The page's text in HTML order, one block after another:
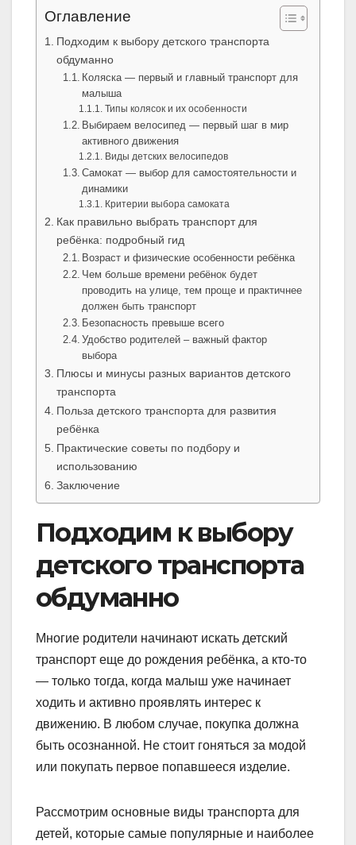
Оглавление
Подходим к выбору детского транспорта
обдуманно
Коляска — первый и главный транспорт для
малыша
Типы колясок и их особенности
Выбираем велосипед — первый шаг в мир
активного движения
Виды детских велосипедов
Самокат — выбор для самостоятельности и
динамики
Критерии выбора самоката
Как правильно выбрать транспорт для
ребёнка: подробный гид
Возраст и физические особенности ребёнка
Чем больше времени ребёнок будет
проводить на улице, тем проще и практичнее
должен быть транспорт
Безопасность превыше всего
Удобство родителей – важный фактор
выбора
Плюсы и минусы разных вариантов детского
транспорта
Польза детского транспорта для развития
ребёнка
Практические советы по подбору и
использованию
Заключение
Подходим к выбору
детского транспорта
обдуманно
Многие родители начинают искать детский
транспорт еще до рождения ребёнка, а кто-то
— только тогда, когда малыш уже начинает
ходить и активно проявлять интерес к
движению. В любом случае, покупка должна
быть осознанной. Не стоит гоняться за модой
или покупать первое попавшееся изделие.
Рассмотрим основные виды транспорта для
детей, которые самые популярные и наиболее